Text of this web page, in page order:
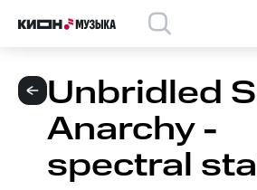
Unbridled
Anarchy -
spectral